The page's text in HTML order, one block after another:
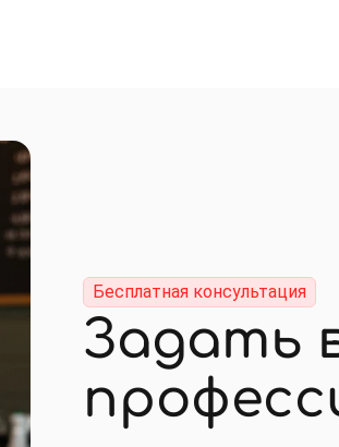
Бесплатная консультация
Задать